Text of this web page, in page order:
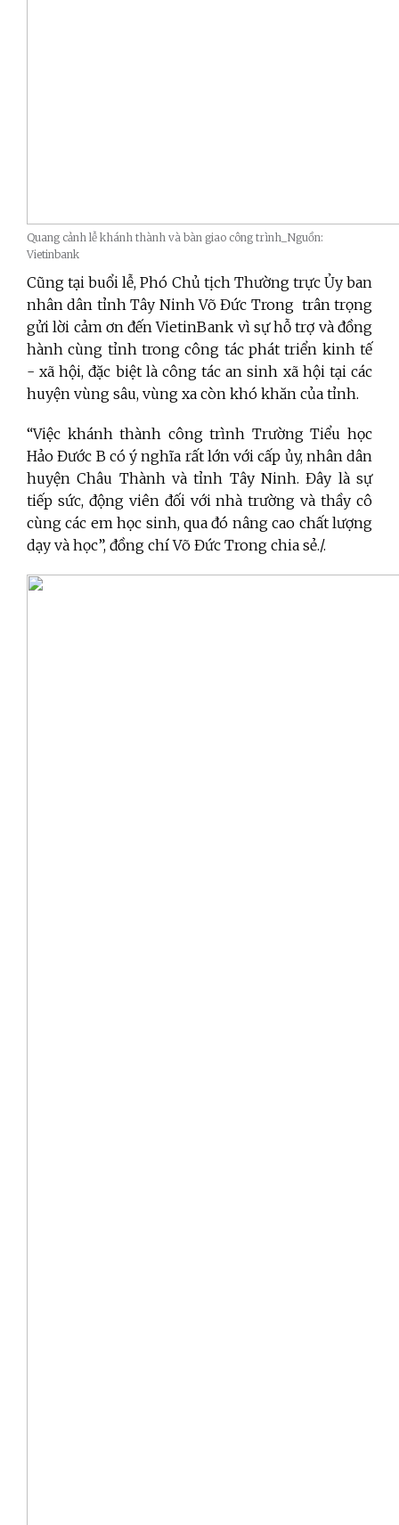
Quang cảnh lễ khánh thành và bàn giao công trình_Nguồn:
Vietinbank
Cũng tại buổi lễ, Phó Chủ tịch Thường trực Ủy ban
nhân dân tỉnh Tây Ninh Võ Đức Trong trân trọng
gửi lời cảm ơn đến VietinBank vì sự hỗ trợ và đồng
hành cùng tỉnh trong công tác phát triển kinh tế
- xã hội, đặc biệt là công tác an sinh xã hội tại các
huyện vùng sâu, vùng xa còn khó khăn của tỉnh.
“Việc khánh thành công trình Trường Tiểu học
Hảo Đước B có ý nghĩa rất lớn với cấp ủy, nhân dân
huyện Châu Thành và tỉnh Tây Ninh. Đây là sự
tiếp sức, động viên đối với nhà trường và thầy cô
cùng các em học sinh, qua đó nâng cao chất lượng
dạy và học”, đồng chí Võ Đức Trong chia sẻ./.